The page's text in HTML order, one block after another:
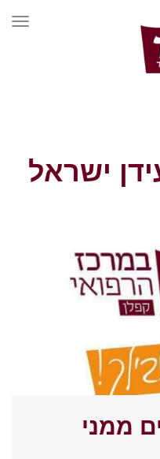
ישראל
ממני